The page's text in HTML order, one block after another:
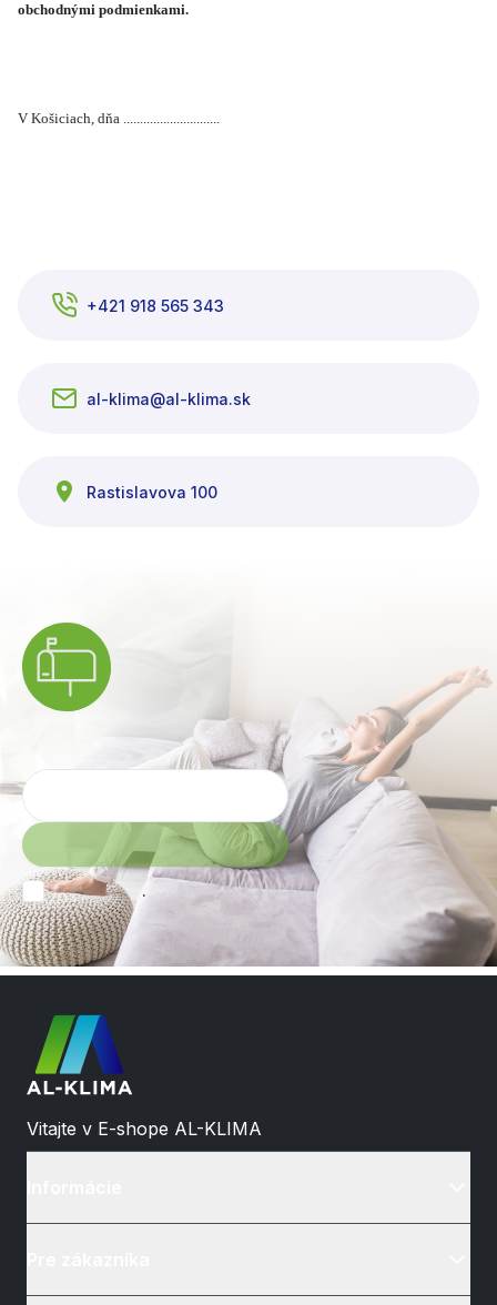
obchodnými podmienkami.
V Košiciach, dňa .............................
.
+421 918 565 343
al-klima@al-klima.sk
Rastislavova 100
Vitajte v E-shope AL-KLIMA